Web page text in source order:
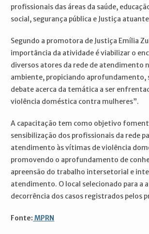
profissionais das áreas da saúde,
social, segurança pública e Justiça
Segundo a promotora de Justiça Emília
importância da atividade é viabilizar o
diversos atores da rede de atendimento
ambiente, propiciando aprofundamento,
debate acerca da temática a ser
violência doméstica contra mulheres”.
A capacitação tem como objetivo
sensibilização dos profissionais da rede
atendimento às vítimas de violência
promovendo o aprofundamento de
apreensão do trabalho intersetorial e
atendimento. O local selecionado para a
decorrência dos casos registrados pelos
Fonte: MPRN